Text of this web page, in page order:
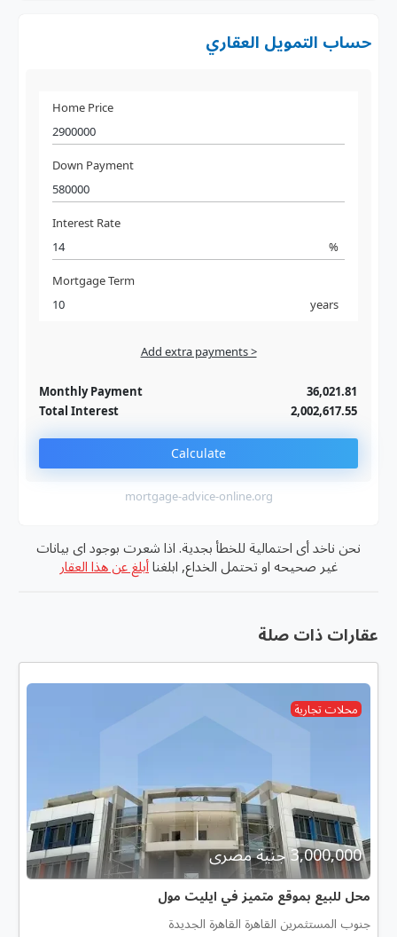
حساب التمويل العقاري
Home Price
Down Payment
Interest Rate
%
Mortgage Term
years
Add extra payments >
Monthly Payment
36,021.81
Total Interest
2,002,617.55
Calculate
mortgage-advice-online.org
نحن ناخد أى احتمالية للخطأ بجدية. اذا شعرت بوجود اى بيانات
غير صحيحه او تحتمل الخداع, ابلغنا أبلغ عن هذا العقار
عقارات ذات صلة
محلات تجارية
3,000,000 جنية مصرى
محل للبيع بموقع متميز في ايليت مول
جنوب المستثمرين القاهرة القاهرة الجديدة